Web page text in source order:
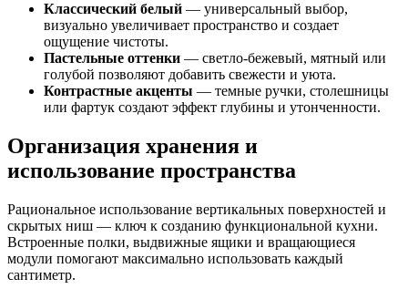
Классический белый — универсальный выбор,
визуально увеличивает пространство и создает
ощущение чистоты.
Пастельные оттенки — светло-бежевый, мятный или
голубой позволяют добавить свежести и уюта.
Контрастные акценты — темные ручки, столешницы
или фартук создают эффект глубины и утонченности.
Организация хранения и
использование пространства
Рациональное использование вертикальных поверхностей и
скрытых ниш — ключ к созданию функциональной кухни.
Встроенные полки, выдвижные ящики и вращающиеся
модули помогают максимально использовать каждый
сантиметр.